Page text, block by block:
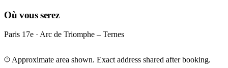
Où vous serez
Paris 17e · Arc de Triomphe – Ternes
+
Approximate area shown. Exact address shared after booking.